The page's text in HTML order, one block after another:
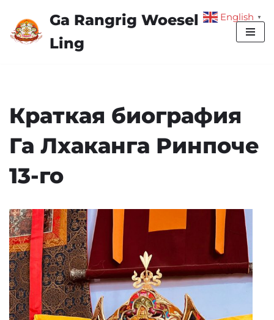
Skip
Ga Rangrig Woesel
Ling
Краткая биография
Га Лхаканга Ринпоче
13-го
English ▼